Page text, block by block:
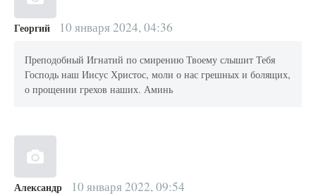
Георгий 10 января 2024, 04:36
Преподобный Игнатий по смирению Твоему слышит Тебя
Господь наш Иисус Христос, моли о нас грешных и болящих,
о прощении грехов наших. Аминь
Александр 10 января 2022, 09:54